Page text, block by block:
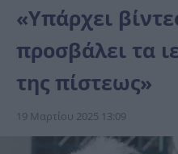
«Υπάρχει
προσβάλει τα
της πίστεως»
19 Μαρτίου 2025 13:09